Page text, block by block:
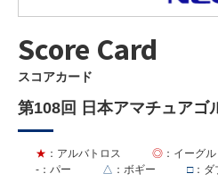
Score Card
スコアカード
第108回 日本アマチュアゴ
★ ：アルバトロス ◎ ：イーグル
- ：パー △ ：ボギー □：ダ